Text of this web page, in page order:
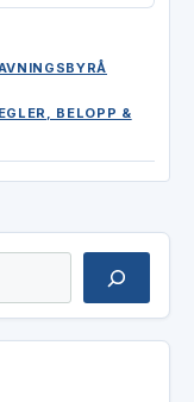
BELOPP &